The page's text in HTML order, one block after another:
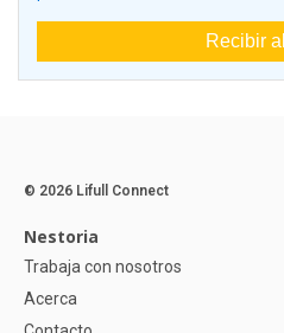
Recibir
© 2026 Lifull Connect
Nestoria
Trabaja con nosotros
Acerca